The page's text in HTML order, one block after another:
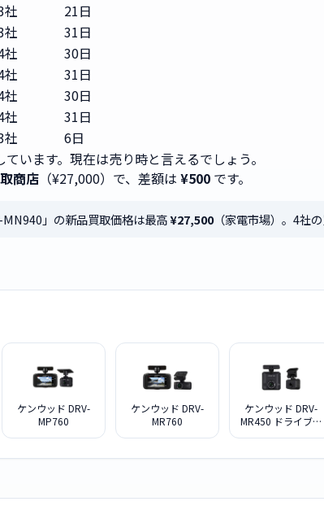
社
21日
社
31日
社
30日
社
31日
社
30日
社
31日
社
6日
ています。現在は売り時と言えるでしょう。
商店 （¥27,000）で、差額は ¥500 です。
」の新品買取価格は最高¥27,500（家電市場）。4社
ケンウッド DRV-
MP760
ケンウッド DRV-
MR760
ケンウッド DRV-
MR450 ドライブレ